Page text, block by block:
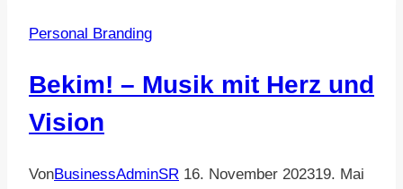
bereit
Verantwortung
Personal Branding
Bekim! – Musik mit Herz und
Vision
VonBusinessAdminSR 16. November 202319. Mai